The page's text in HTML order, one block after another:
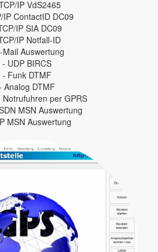
IP VdS2465
IP ContactID DC09
IP SIA DC09
IP Notfall-ID
Mail Auswertung
- UDP BIRCS
- Funk DTMF
Analog DTMF
Notrufuhren per GPRS
MSN Auswertung
MSN Auswertung